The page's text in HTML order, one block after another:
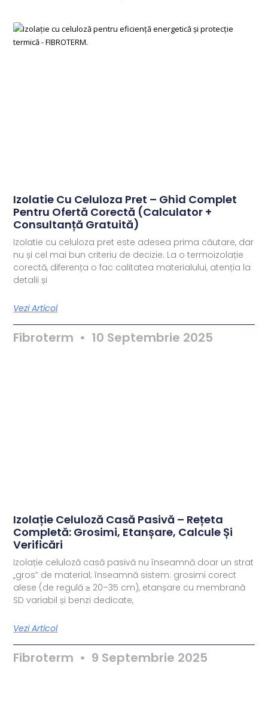
Izolatie Cu Celuloza Pret – Ghid Complet
Pentru Ofertă Corectă (Calculator +
Consultanță Gratuită)
Izolatie cu celuloza pret este adesea prima căutare, dar
nu și cel mai bun criteriu de decizie. La o termoizolație
corectă, diferența o fac calitatea materialului, atenția la
detalii și
Vezi Articol
Fibroterm 10 Septembrie 2025
Izolație Celuloză Casă Pasivă – Rețeta
Completă: Grosimi, Etanșare, Calcule Și
Verificări
Izolație celuloză casă pasivă nu înseamnă doar un strat
„gros” de material; înseamnă sistem: grosimi corect
alese (de regulă ≥ 20–35 cm), etanșare cu membrană
SD variabil și benzi dedicate,
Vezi Articol
Fibroterm 9 Septembrie 2025